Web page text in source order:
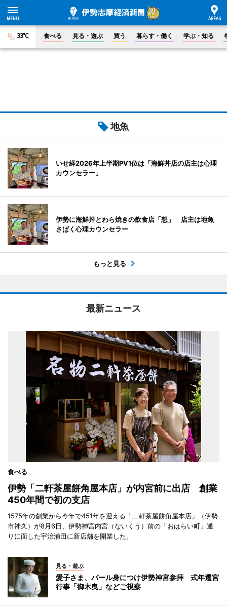
33°C 食べる 見る・遊ぶ 買う 暮らす・働く 学ぶ・知る
地魚
いせ経2026年上半期PV1位は「海鮮丼店の店主は心理
カウンセラー」
伊勢に海鮮丼とわら焼きの飲食店「想」 店主は地魚
さばく心理カウンセラー
もっと見る
最新ニュース
食べる
伊勢「二軒茶屋餅角屋本店」が内宮前に出店 創業
450年間で初の支店
1575年の創業から今年で451年を迎える「二軒茶屋餅角屋本店」（伊勢
市神久）が8月6日、伊勢神宮内宮（ないくう）前の「おはらい町」通
りに面した宇治浦田に新店舗を開業した。
見る・遊ぶ
愛子さま、パール身につけ伊勢神宮参拝 式年遷宮
行事「御木曳」などご視察